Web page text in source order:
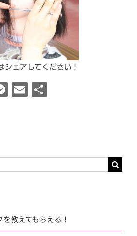
シェアしてください！
Messenger
Email
教えてもらえる！